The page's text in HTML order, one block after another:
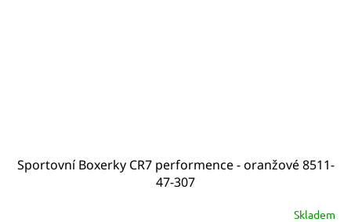
Sportovní Boxerky CR7 performence - oranžové 8511-
47-307
Skladem